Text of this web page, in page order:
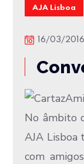
AJA Lisboa
16/03/2016
No âmbito
AJA Lisboa
com